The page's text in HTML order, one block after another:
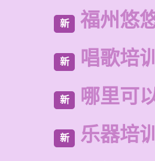
新 福州悠
新 唱歌培
新 哪里可
新 乐器培